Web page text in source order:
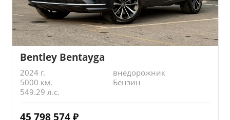
Bentley Bentayga
2024 г.
внедорожник
5000 км.
Бензин
549.29 л.с.
45 798 574 ₽